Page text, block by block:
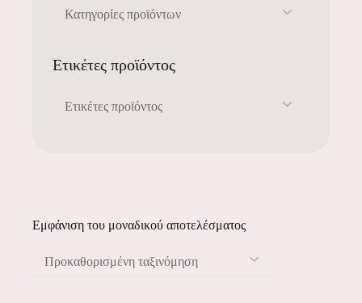
Εμφάνιση του μοναδικού αποτελέσματος
Προκαθορισμένη ταξινόμηση
Κατηγορίες προϊόντων
Ετικέτες προϊόντος
Ετικέτες προϊόντος